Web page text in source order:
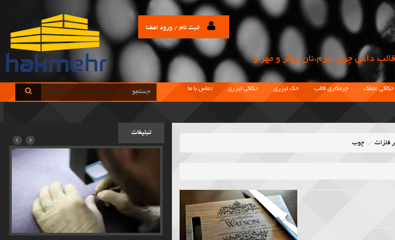
ثبت نام / ورود اعضا
داغي چوب،چرم،نان برگر و مهر و
حکاکی غلطک چرمکاری قالب حک لیزری حکاکی لیزری تماس با ما
و غلطک بوده.
تبلیغات
فلزات چوب